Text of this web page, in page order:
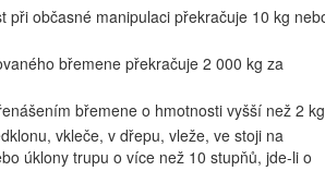
občasné manipulaci překračuje 10 kg
břemene překračuje 2 000 kg za
břemene o hmotnosti vyšší než 2
vkleče, v dřepu, vleže, ve stoji na
úklony trupu o více než 10 stupňů, jde-li o